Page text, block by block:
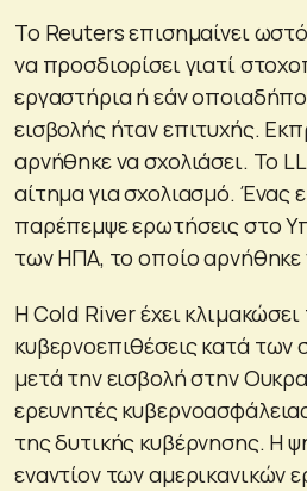
Το Reuters επισημαίνει
να προσδιορίσει γιατί
εργαστήρια ή εάν
εισβολής ήταν επιτυχής.
αρνήθηκε να σχολιάσει. Το
αίτημα για σχολιασμό. Ένας
παρέπεμψε ερωτήσεις στο
των ΗΠΑ, το οποίο αρνήθηκε
Η Cold River έχει κλιμακώσει
κυβερνοεπιθέσεις κατά των
μετά την εισβολή στην
ερευνητές
της δυτικής κυβέρνησης. Η
εναντίον των αμερικανικών